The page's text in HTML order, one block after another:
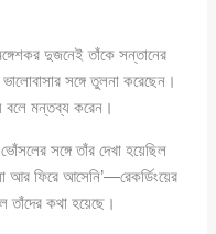
দুজনেই তাঁকে সন্তানের
সঙ্গে তুলনা করেছেন।
বলে মন্তব্য করেন।
সঙ্গে তাঁর দেখা হয়েছিল
আর ফিরে আসেনি’—রেকর্ডিংয়ের
কথা হয়েছে।